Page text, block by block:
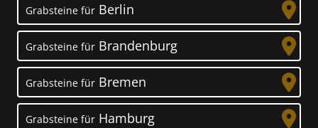
Grabsteine für Berlin
Grabsteine für Brandenburg
Grabsteine für Bremen
Grabsteine für Hamburg